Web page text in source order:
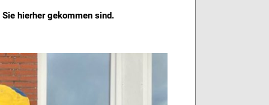
hierher gekommen sind.